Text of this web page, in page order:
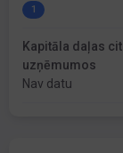
1
Kapitāla daļas
uzņēmumos
Nav datu